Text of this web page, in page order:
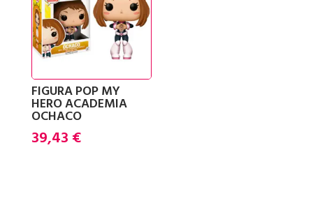
FIGURA POP MY
HERO ACADEMIA
OCHACO
39,43 €